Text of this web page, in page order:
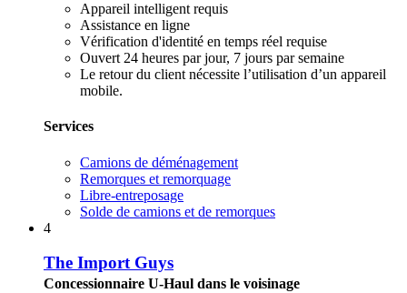
Appareil intelligent requis
Assistance en ligne
Vérification d'identité en temps réel requise
Ouvert 24 heures par jour, 7 jours par semaine
Le retour du client nécessite l’utilisation d’un appareil
mobile.
Services
Camions de déménagement
Remorques et remorquage
Libre-entreposage
Solde de camions et de remorques
4
The Import Guys
Concessionnaire U-Haul dans le voisinage